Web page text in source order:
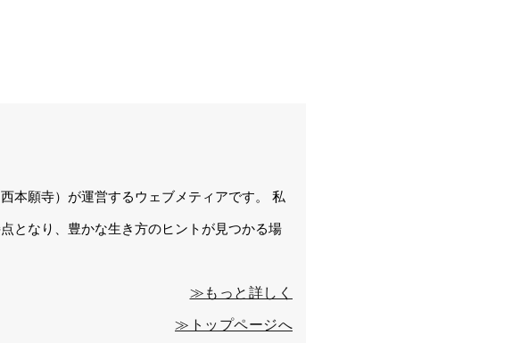
本願寺）が運営するウェブメティアです。 私
となり、豊かな生き方のヒントが見つかる場
≫もっと詳しく
≫トップページへ